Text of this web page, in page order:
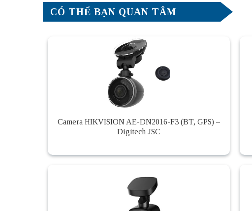
CÓ THỂ BẠN QUAN TÂM
Camera HIKVISION AE-DN2016-F3 (BT, GPS) –
Digitech JSC